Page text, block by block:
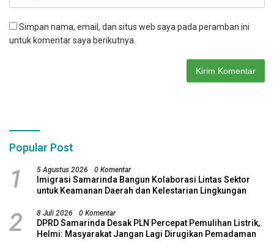
Simpan nama, email, dan situs web saya pada peramban ini
untuk komentar saya berikutnya.
Popular Post
1 5 Agustus 2026 0 Komentar
Imigrasi Samarinda Bangun Kolaborasi Lintas Sektor
untuk Keamanan Daerah dan Kelestarian Lingkungan
2 8 Juli 2026 0 Komentar
DPRD Samarinda Desak PLN Percepat Pemulihan Listrik,
Helmi: Masyarakat Jangan Lagi Dirugikan Pemadaman